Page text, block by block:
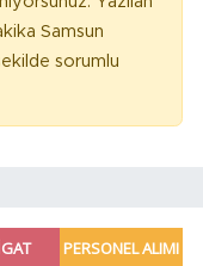
Samsun
sorumlu